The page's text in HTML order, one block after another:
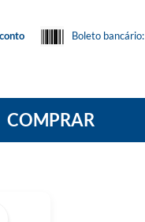
Boleto bancário:
COMPRAR